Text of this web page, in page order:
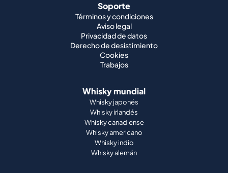
Soporte
Términos y condiciones
Aviso legal
Privacidad de datos
Derecho de desistimiento
Cookies
Trabajos
Whisky mundial
Whisky japonés
Whisky irlandés
Whisky canadiense
Whisky americano
Whisky indio
Whisky alemán